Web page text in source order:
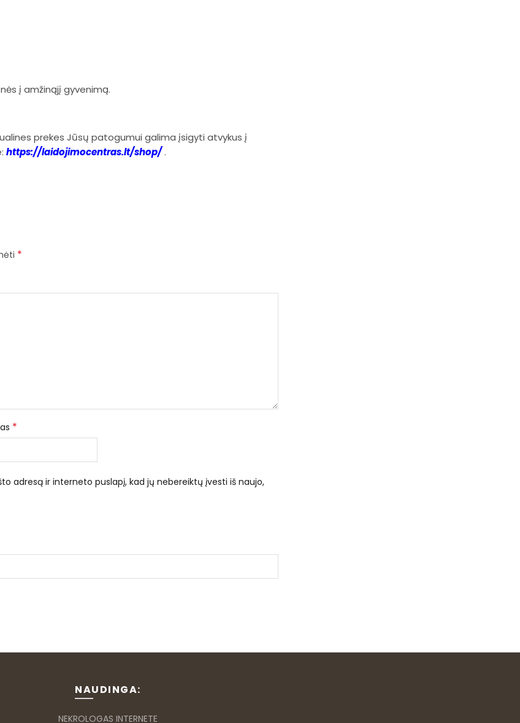
į amžinąjį gyvenimą.
prekes Jūsų patogumui galima įsigyti atvykus į
https://laidojimocentras.lt/shop/.
*
*
adresą ir interneto puslapį, kad jų nebereiktų įvesti iš naujo,
NAUDINGA:
NEKROLOGAS INTERNETE